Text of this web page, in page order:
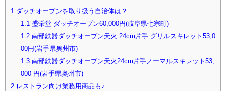
1 ダッチオーブンを取り扱う自治体は？
1.1盛栄堂 ダッチオーブン60,000円(岐阜県七宗町)
1.2南部鉄器ダッチオーブン天火 24cm片手 グリルスキレット53,0
00円(岩手県奥州市)
1.3南部鉄器ダッチオーブン天火24cm片手ノーマルスキレット53,
000 円(岩手県奥州市)
2 レストラン向け業務用商品も♪